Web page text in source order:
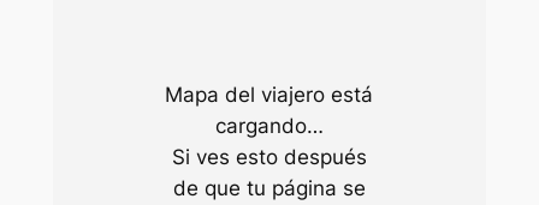
Mapa del viajero está
cargando…
Si ves esto después
de que tu página se